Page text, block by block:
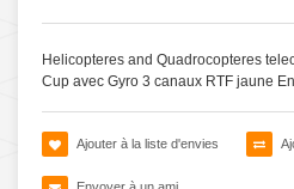
Helicopteres and Quadrocopteres
Cup avec Gyro 3 canaux RTF jaune
Ajouter à la liste d'envies